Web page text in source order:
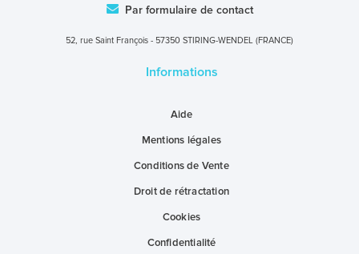
Par formulaire de contact
52, rue Saint François - 57350 STIRING-WENDEL (FRANCE)
Informations
Aide
Mentions légales
Conditions de Vente
Droit de rétractation
Cookies
Confidentialité